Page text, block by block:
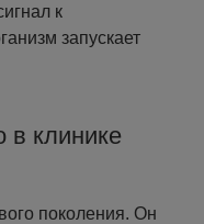
к
запускает
в клинике
поколения. Он